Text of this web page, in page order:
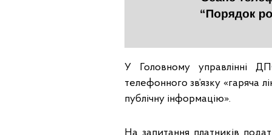
У Головному управлінні
телефонного зв’язку «гаряча
публічну інформацію».
На запитання платників